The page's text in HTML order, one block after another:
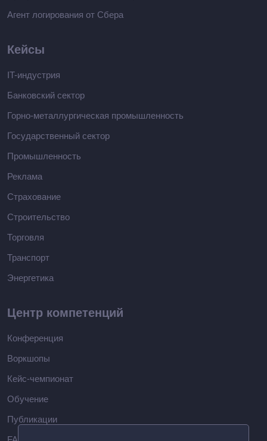
Агент логирования от Сбера
Кейсы
IT-индустрия
Банковский сектор
Горно-металлургическая промышленность
Государственный сектор
Промышленность
Реклама
Страхование
Строительство
Торговля
Транспорт
Энергетика
Центр компетенций
Конференция
Воркшопы
Кейс-чемпионат
Обучение
Публикации